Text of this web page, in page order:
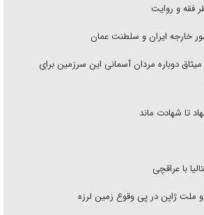
فقه و روایت
خارجه ایران و سلطنت عمان
دوباره مردان آسمانی این سرزمین برای
تا شهادت ماند
با عراقچی
ژاپن در پی وقوع زمین لرزه